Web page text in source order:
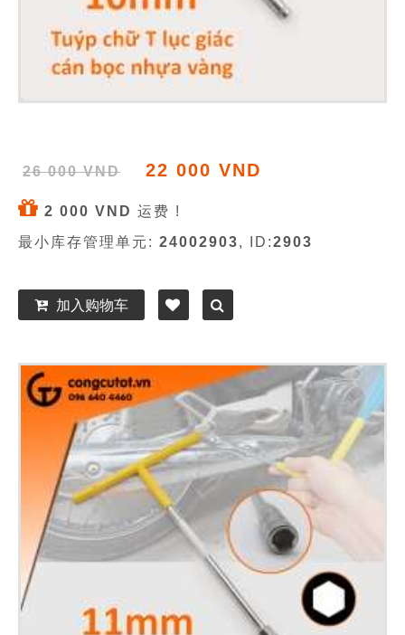
26 000 VND 22 000 VND
2 000 VND 运费 !
最小库存管理单元: 24002903, ID:2903
加入购物车